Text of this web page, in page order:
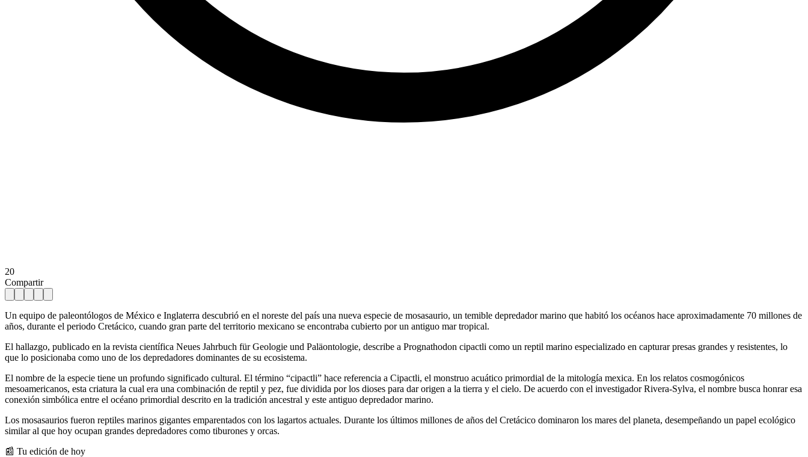
20
Compartir
Un equipo de paleontólogos de México e Inglaterra descubrió en el noreste del país una nueva especie de mosasaurio, un temible depredador marino que habitó los océanos hace aproximadamente 70 millones de
años, durante el periodo Cretácico, cuando gran parte del territorio mexicano se encontraba cubierto por un antiguo mar tropical.
El hallazgo, publicado en la revista científica Neues Jahrbuch für Geologie und Paläontologie, describe a Prognathodon cipactli como un reptil marino especializado en capturar presas grandes y resistentes, lo
que lo posicionaba como uno de los depredadores dominantes de su ecosistema.
El nombre de la especie tiene un profundo significado cultural. El término “cipactli” hace referencia a Cipactli, el monstruo acuático primordial de la mitología mexica. En los relatos cosmogónicos
mesoamericanos, esta criatura la cual era una combinación de reptil y pez, fue dividida por los dioses para dar origen a la tierra y el cielo. De acuerdo con el investigador Rivera-Sylva, el nombre busca honrar esa
conexión simbólica entre el océano primordial descrito en la tradición ancestral y este antiguo depredador marino.
Los mosasaurios fueron reptiles marinos gigantes emparentados con los lagartos actuales. Durante los últimos millones de años del Cretácico dominaron los mares del planeta, desempeñando un papel ecológico
similar al que hoy ocupan grandes depredadores como tiburones y orcas.
📰 Tu edición de hoy